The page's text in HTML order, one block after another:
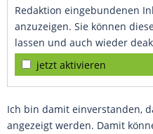
Redaktion eingebundenen
anzuzeigen. Sie können
lassen und auch wieder
jetzt aktivieren
Ich bin damit einverstanden,
angezeigt werden. Damit